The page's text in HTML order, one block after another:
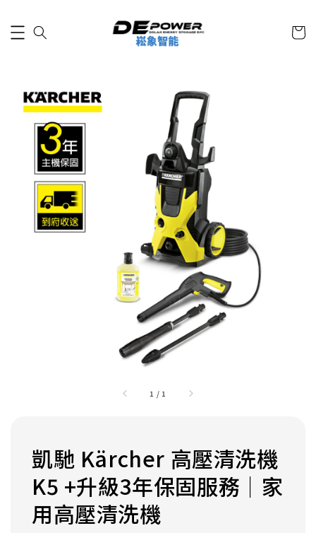
1 /1
凱馳 Kärcher 高壓清洗機
K5 +升級3年保固服務｜家
用高壓清洗機